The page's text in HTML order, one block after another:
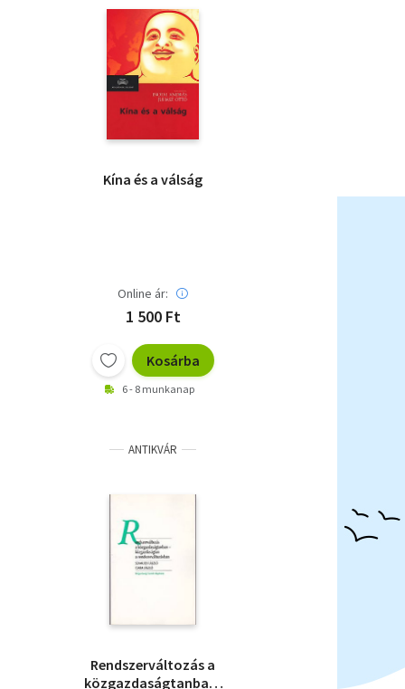
Kína és a válság
Online ár:
1 500 Ft
Kosárba
6 - 8 munkanap
ANTIKVÁR
Rendszerváltozás a
közgazdaságtanban-